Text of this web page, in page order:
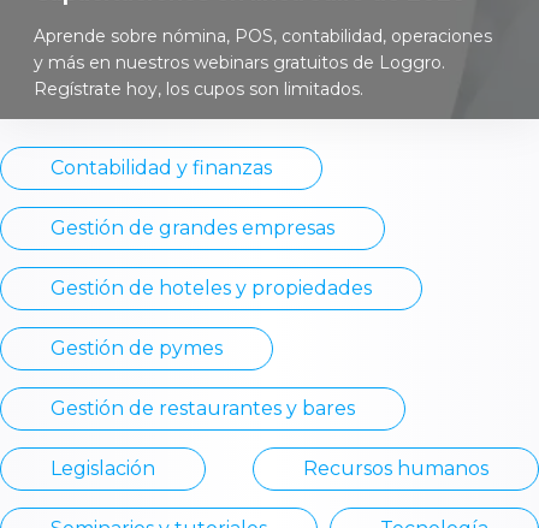
Aprende sobre nómina, POS, contabilidad, operaciones
y más en nuestros webinars gratuitos de Loggro.
Regístrate hoy, los cupos son limitados.
Contabilidad y finanzas
Gestión de grandes empresas
Gestión de hoteles y propiedades
Gestión de pymes
Gestión de restaurantes y bares
Legislación Recursos humanos